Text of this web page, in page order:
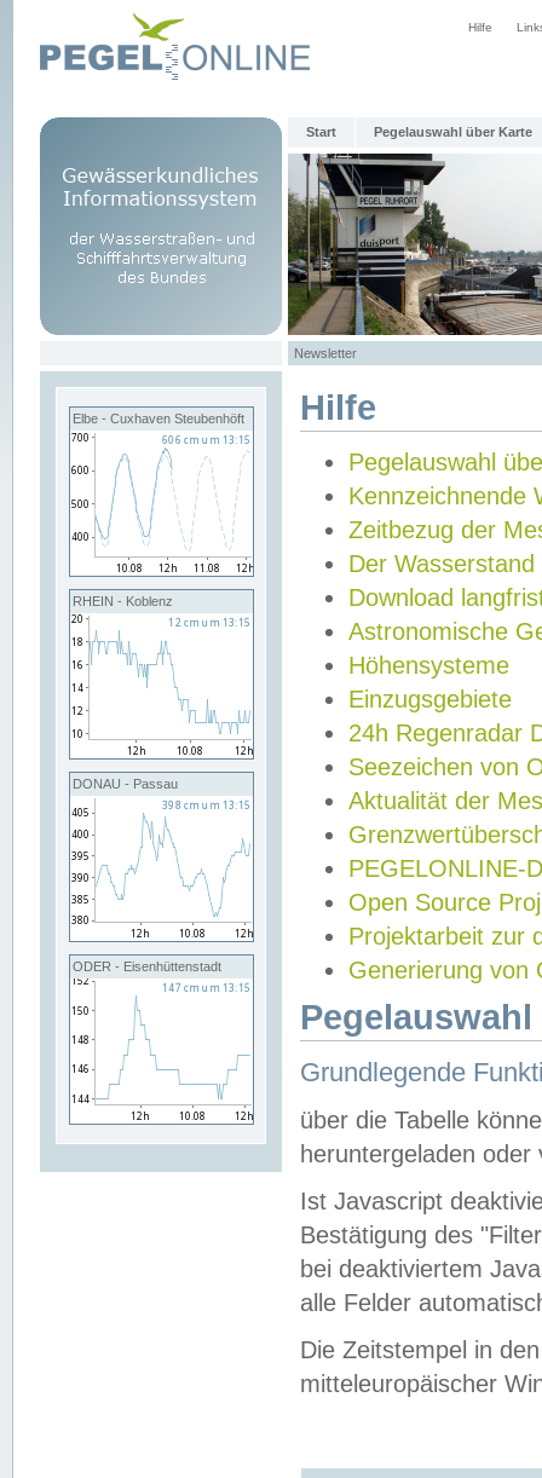
Hilfe
Start Pegelauswahl über Karte
Newsletter
Elbe - Cuxhaven Steubenhöft
RHEIN - Koblenz
DONAU - Passau
ODER - Eisenhüttenstadt
Hilfe
Pegelauswahl
Kennzeichnende
Zeitbezug der
Der Wasserstand
Download
Astronomische
Höhensysteme
Einzugsgebiete
24h Regenradar
Seezeichen von
Aktualität der
PEGELONLINE-
Open Source
Projektarbeit zur
Generierung von
Grundlegende
über die Tabelle
heruntergeladen oder
Ist Javascript
Bestätigung des
bei deaktiviertem
alle Felder
Die Zeitstempel in
mitteleuropäischer